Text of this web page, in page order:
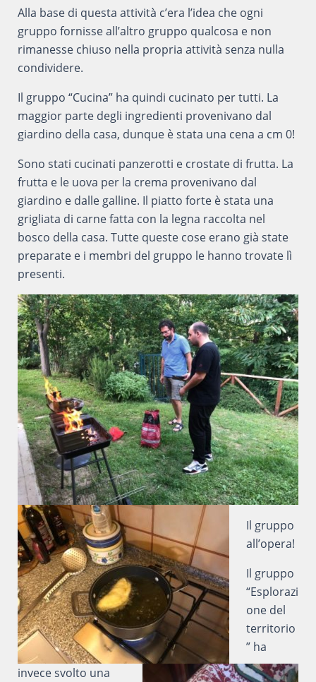
Alla base di questa attività c’era l’idea che ogni
gruppo fornisse all’altro gruppo qualcosa e non
rimanesse chiuso nella propria attività senza nulla
condividere.
Il gruppo “Cucina” ha quindi cucinato per tutti. La
maggior parte degli ingredienti provenivano dal
giardino della casa, dunque è stata una cena a cm 0!
Sono stati cucinati panzerotti e crostate di frutta. La
frutta e le uova per la crema provenivano dal
giardino e dalle galline. Il piatto forte è stata una
grigliata di carne fatta con la legna raccolta nel
bosco della casa. Tutte queste cose erano già state
preparate e i membri del gruppo le hanno trovate lì
presenti.
Il gruppo
all’opera!
Il gruppo
“Esplorazi
one del
territorio
” ha
invece svolto una